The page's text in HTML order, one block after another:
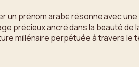
prénom arabe résonne avec
précieux ancré dans la beauté
millénaire perpétuée à travers le